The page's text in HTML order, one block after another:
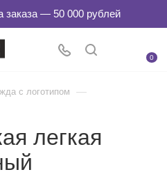
0
с логотипом —
легкая